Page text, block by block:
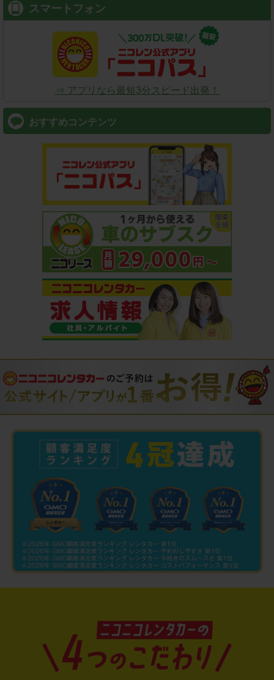
スマートフォン
⇒ アプリなら最短3分スピード出発！
おすすめコンテンツ